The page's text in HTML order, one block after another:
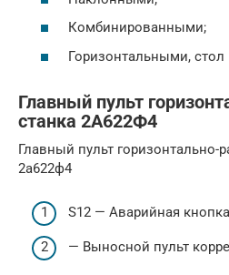
Комбинированными;
Горизонтальными,
Главный пульт
станка 2А622Ф4
Главный пульт горизонтально-
2а622ф4
S12 — Аварийная
— Выносной пульт